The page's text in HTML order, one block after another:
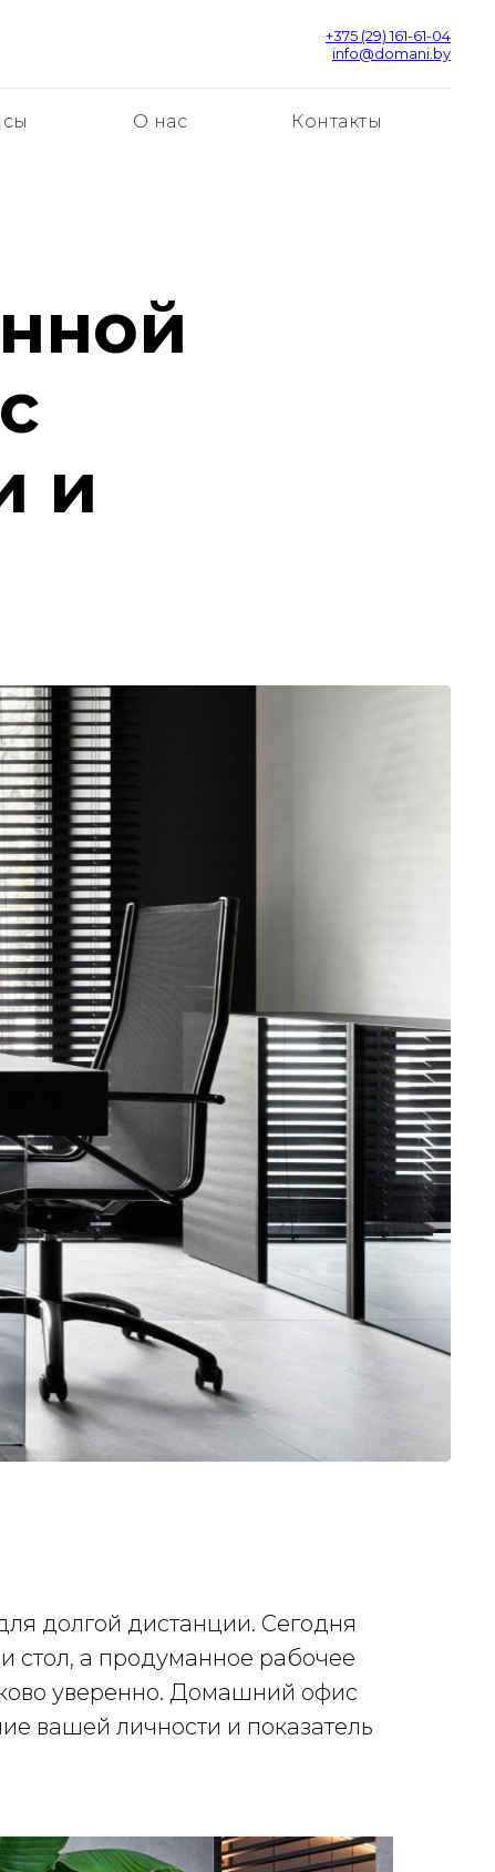
+375 (29) 161-61-04
info@domani.by
О нас Контакты
и
долгой дистанции. Сегодня
стол, а продуманное рабочее
уверенно. Домашний офис
вашей личности и показатель